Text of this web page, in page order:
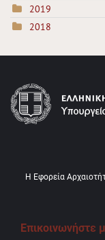
2019
2018
Η Εφορεία
Επικοινωνήστε